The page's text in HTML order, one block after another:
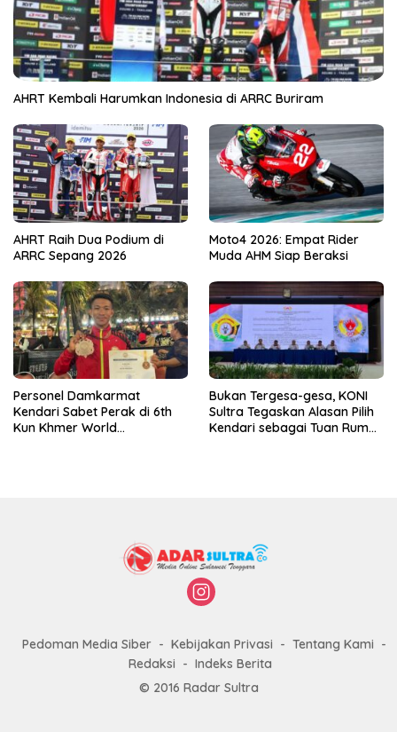
AHRT Kembali Harumkan Indonesia di ARRC Buriram
AHRT Raih Dua Podium di
ARRC Sepang 2026
Moto4 2026: Empat Rider
Muda AHM Siap Beraksi
Personel Damkarmat
Kendari Sabet Perak di 6th
Kun Khmer World
Bukan Tergesa-gesa, KONI
Sultra Tegaskan Alasan Pilih
Kendari sebagai Tuan Rumah
Pedoman Media Siber Kebijakan Privasi
Tentang Kami
Redaksi
Indeks Berita
© 2016 Radar Sultra